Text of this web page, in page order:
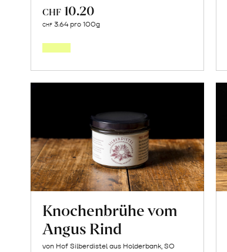
CHF 10.20
CHF 3.64 pro 100g
Knochenbrühe vom
Angus Rind
von Hof Silberdistel aus Holderbank, SO